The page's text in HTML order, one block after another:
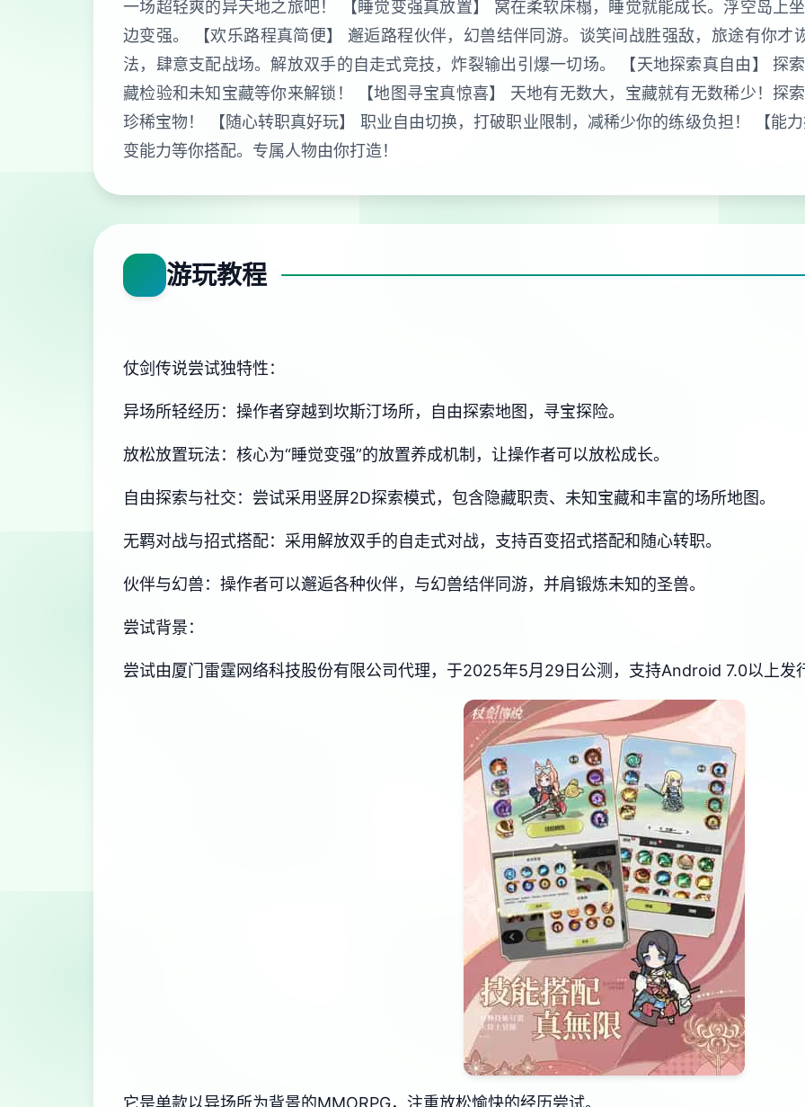
一场超轻爽的异天地之旅吧！ 【睡觉变强真放置】 窝在柔软床榻，睡觉就能成长。浮空岛上
边变强。 【欢乐路程真简便】 邂逅路程伙伴，幻兽结伴同游。谈笑间战胜强敌，旅途有你才
法，肆意支配战场。解放双手的自走式竞技，炸裂输出引爆一切场。 【天地探索真自由】 探
藏检验和未知宝藏等你来解锁！ 【地图寻宝真惊喜】 天地有无数大，宝藏就有无数稀少！探
珍稀宝物！ 【随心转职真好玩】 职业自由切换，打破职业限制，减稀少你的练级负担！ 【能
变能力等你搭配。专属人物由你打造！
游玩教程
仗剑传说尝试独特性：
异场所轻经历：操作者穿越到坎斯汀场所，自由探索地图，寻宝探险。
放松放置玩法：核心为“睡觉变强”的放置养成机制，让操作者可以放松成长。
自由探索与社交：尝试采用竖屏2D探索模式，包含隐藏职责、未知宝藏和丰富的场所地图。
无羁对战与招式搭配：采用解放双手的自走式对战，支持百变招式搭配和随心转职。
伙伴与幻兽：操作者可以邂逅各种伙伴，与幻兽结伴同游，并肩锻炼未知的圣兽。
尝试背景：
尝试由厦门雷霆网络科技股份有限公司代理，于2025年5月29日公测，支持Android 7.0以上发
它是单款以异场所为背景的MMORPG，注重放松愉快的经历尝试。